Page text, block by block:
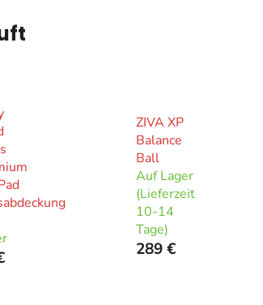
ZIVA XP
Balance
Ball
Auf Lager
(Lieferzeit
10-14
Tage)
289 €